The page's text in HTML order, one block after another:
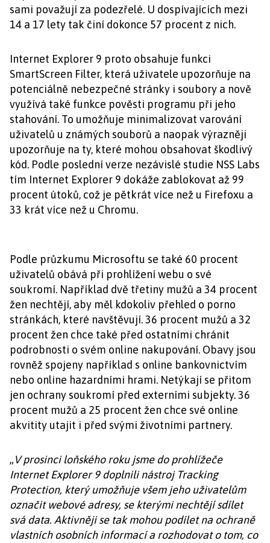
sami považují za podezřelé. U dospívajících mezi
14 a 17 lety tak činí dokonce 57 procent z nich.
Internet Explorer 9 proto obsahuje funkci
SmartScreen Filter, která uživatele upozorňuje na
potenciálně nebezpečné stránky i soubory a nově
využívá také funkce pověsti programu při jeho
stahování. To umožňuje minimalizovat varování
uživatelů u známých souborů a naopak výrazněji
upozorňuje na ty, které mohou obsahovat škodlivý
kód. Podle poslední verze nezávislé studie NSS Labs
tím Internet Explorer 9 dokáže zablokovat až 99
procent útoků, což je pětkrát více než u Firefoxu a
33 krát více než u Chromu.
Podle průzkumu Microsoftu se také 60 procent
uživatelů obává při prohlížení webu o své
soukromí. Například dvě třetiny mužů a 34 procent
žen nechtějí, aby měl kdokoliv přehled o porno
stránkách, které navštěvují. 36 procent mužů a 32
procent žen chce také před ostatními chránit
podrobnosti o svém online nakupování. Obavy jsou
rovněž spojeny například s online bankovnictvím
nebo online hazardními hrami. Netýkají se přitom
jen ochrany soukromí před externími subjekty. 36
procent mužů a 25 procent žen chce své online
akvitity utajit i před svými životními partnery.
„V prosinci loňského roku jsme do prohlížeče
Internet Explorer 9 doplnili nástroj Tracking
Protection, který umožňuje všem jeho uživatelům
označit webové adresy, se kterými nechtějí sdílet
svá data. Aktivněji se tak mohou podílet na ochraně
vlastních osobních informací a rozhodovat o tom, co